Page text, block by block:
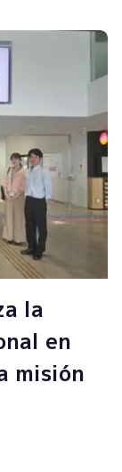
la
en
misión